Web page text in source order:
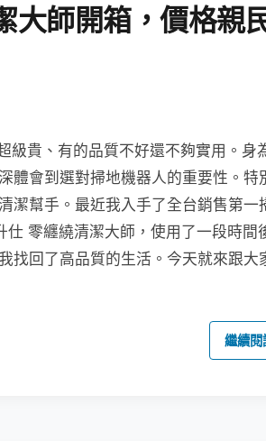
大師開箱，價格親
貴、有的品質不好還不夠實用。身
體會到選對掃地機器人的重要性。特
潔幫手。最近我入手了全台銷售第一
零纏繞清潔大師，使用了一段時間
找回了高品質的生活。今天就來跟大
繼續閱